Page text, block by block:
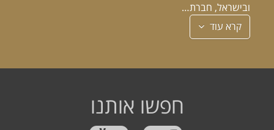
ובישראל, חברת…
קרא עוד
חפשו אותנו